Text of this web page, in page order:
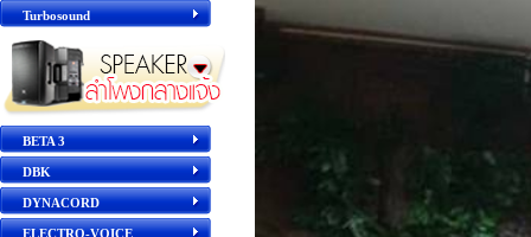
Turbosound
BETA 3
DBK
DYNACORD
ELECTRO-VOICE